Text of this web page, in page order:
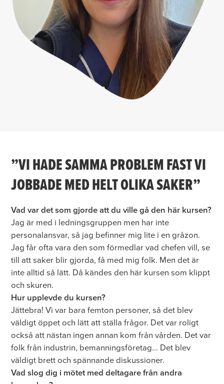
”VI HADE SAMMA PROBLEM FAST VI
JOBBADE MED HELT OLIKA SAKER”
Vad var det som gjorde att du ville gå den här kursen?
Jag är med i ledningsgruppen men har inte
personalansvar, så jag befinner mig lite i en gråzon.
Jag får ofta vara den som förmedlar vad chefen vill, se
till att saker blir gjorda, få med mig folk. Men det är
inte alltid så lätt. Då kändes den här kursen som klippt
och skuren.
Hur upplevde du kursen?
Jättebra! Vi var bara femton personer, så det blev
väldigt öppet och lätt att ställa frågor. Det var roligt
också att nästan ingen annan kom från vården. Det var
folk från industrin, bemanningsföretag… Det blev
väldigt brett och spännande diskussioner.
Vad slog dig i mötet med deltagare från andra